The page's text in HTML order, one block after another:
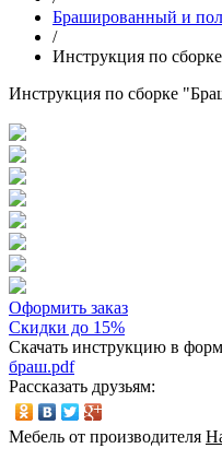
Брашированный и
/
Инструкция по
Инструкция по сборке
Оформить заказ
Скидки до 15%
Скачать инструкцию в
браш.pdf
Рассказать друзьям:
Мебель от производителя